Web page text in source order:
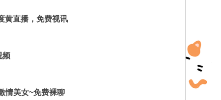
黄直播，免费视讯
频
情美女~免费裸聊